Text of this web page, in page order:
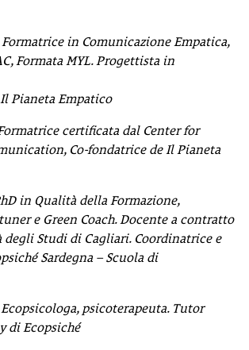
Formatrice in Comunicazione Empatica,
Formata MYL. Progettista in
Pianeta Empatico
certificata dal Center for
Co-fondatrice de Il Pianeta
in Qualità della Formazione,
e Green Coach. Docente a contratto
degli Studi di Cagliari. Coordinatrice e
Sardegna – Scuola di
Ecopsicologa, psicoterapeuta. Tutor
di Ecopsiché